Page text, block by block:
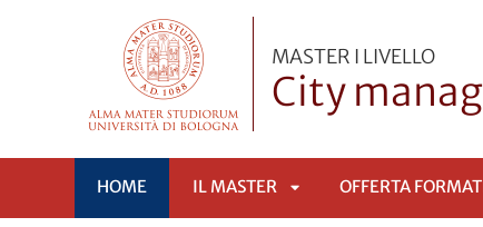
MASTER I LIVELLO
City
HOME IL MASTER OFFERTA